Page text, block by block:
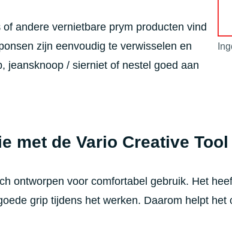
andere vernietbare prym producten vind
zijn eenvoudig te verwisselen en
jeansknoop / sierniet of nestel goed aan
met de Vario Creative Tool
ontworpen voor comfortabel gebruik. Het
grip tijdens het werken. Daarom helpt het